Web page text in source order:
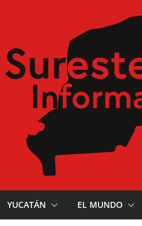
YUCATÁN EL MUNDO